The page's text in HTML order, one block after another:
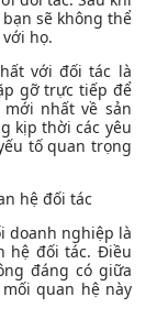
sẽ không thể
họ.
với đối tác là
gỡ trực tiếp để
nhất về sản
kịp thời các yêu
tố quan trọng
hệ đối tác
doanh nghiệp là
hệ đối tác. Điều
đáng có giữa
quan hệ này